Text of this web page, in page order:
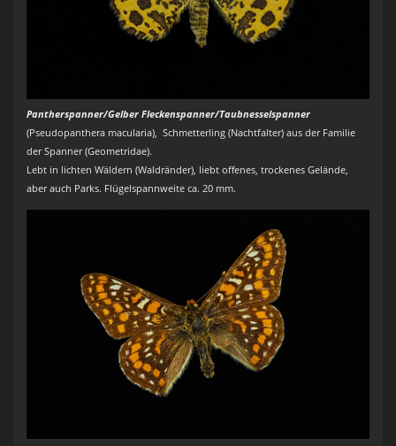
Pantherspanner/Gelber Fleckenspanner/Taubnesselspanner
(Pseudopanthera macularia), Schmetterling (Nachtfalter) aus der Familie
der Spanner (Geometridae).
Lebt in lichten Wäldern (Waldränder), liebt offenes, trockenes Gelände,
aber auch Parks. Flügelspannweite ca. 20 mm.